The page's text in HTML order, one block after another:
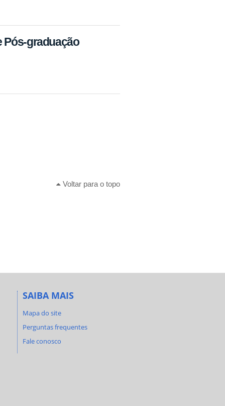
Pós-graduação
Voltar para o topo
SAIBA MAIS
Mapa do site
Perguntas frequentes
Fale conosco